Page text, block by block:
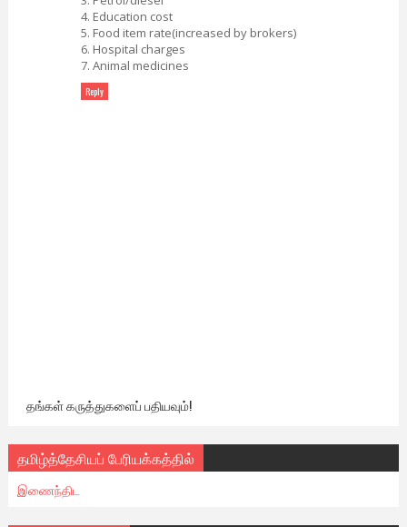
4. Education cost
5. Food item rate(increased by brokers)
6. Hospital charges
7. Animal medicines
Reply
தங்கள் கருத்துகளைப் பதியவும்!
தமிழ்த்தேசியப் பேரியக்கத்தில்
இணைந்திட